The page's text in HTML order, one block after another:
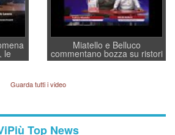
le
di
Miatello e Belluco
commentano bozza su ristori
BPVi e Veneto Banca
Guarda tutti i video
Top News